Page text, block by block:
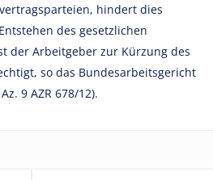
hindert dies
des gesetzlichen
der Arbeitgeber zur Kürzung des
so das Bundesarbeitsgericht
9 AZR 678/12).